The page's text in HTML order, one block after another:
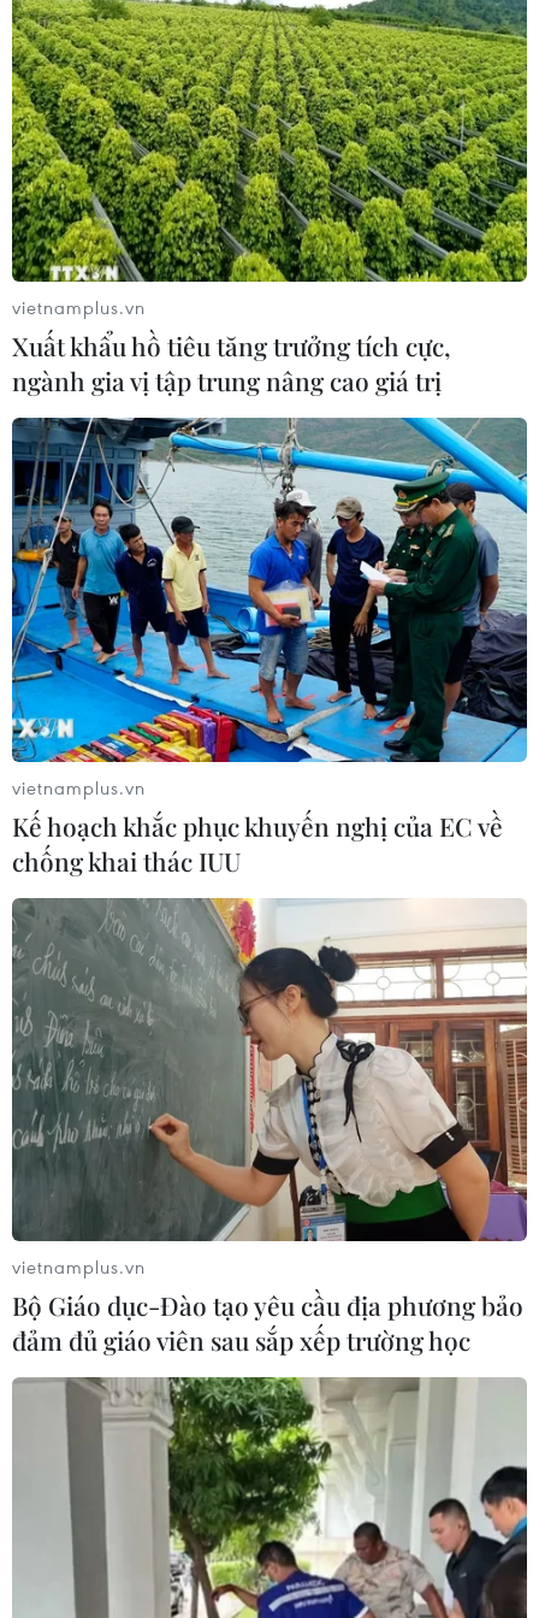
TIN CÙNG CHUYÊN MỤC
Ngoại giao khoa học công nghệ: Đưa
mạng lưới khoa học quốc tế thành
nguồn lực phát triển
vietnamplus.vn
Xuất khẩu hồ tiêu tăng trưởng tích cực,
ngành gia vị tập trung nâng cao giá trị
vietnamplus.vn
Kế hoạch khắc phục khuyến nghị của EC về
chống khai thác IUU
vietnamplus.vn
Bộ Giáo dục-Đào tạo yêu cầu địa phương bảo
đảm đủ giáo viên sau sắp xếp trường học